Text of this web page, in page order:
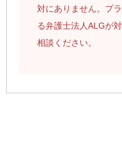
対にありません。プ
る弁護士法人ALGが
相談ください。